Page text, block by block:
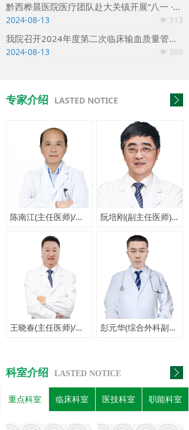
黔西桦晨医院医疗团队赴大关镇开展“八一 ·关爱军人、保障健康”拥军优属活动
넶 313
2024-08-13
我院召开2024年度第二次临床输血质量管理委员会会议
넶 369
2024-08-13
专家介绍 LASTED NOTICE ꄲ
陈南江(主任医师)/主诊专家 阮培刚(副主任医师)/主诊专家
王晓春(主任医师)/主诊专家 彭元华(综合外科副主任)/主诊专家
科室介绍 LASTED NOTICE ꄲ
重点科室 临床科室 医技科室 职能科室